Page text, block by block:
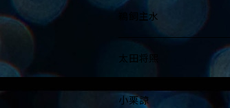
写真集
写真展ブロマイド
写真集
写真展ブロマイド
写真集
B5～A4
A5
写真展ブロマイド
B4～A3
B5～A4
A5
B3～A2
B4～A3
B5～A4
鵜飼主水
B3～A2
B4～A3
太田将煕
B3～A2
小栗諒